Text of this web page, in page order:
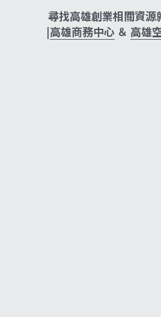
尋找高雄創業相關資源
|高雄商務中心 ＆ 高雄